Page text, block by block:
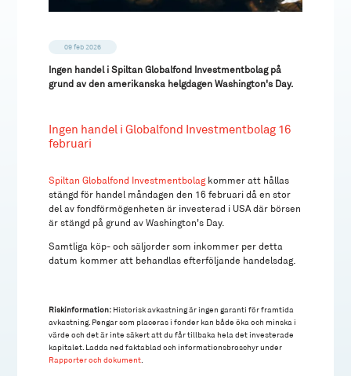
09 feb 2026
Ingen handel i Spiltan Globalfond Investmentbolag på
grund av den amerikanska helgdagen Washington's Day.
Ingen handel i Globalfond Investmentbolag 16
februari
Spiltan Globalfond Investmentbolag kommer att hållas
stängd för handel måndagen den 16 februari då en stor
del av fondförmögenheten är investerad i USA där börsen
är stängd på grund av Washington's Day.
Samtliga köp- och säljorder som inkommer per detta
datum kommer att behandlas efterföljande handelsdag.
Riskinformation: Historisk avkastning är ingen garanti för framtida
avkastning. Pengar som placeras i fonder kan både öka och minska i
värde och det är inte säkert att du får tillbaka hela det investerade
kapitalet. Ladda ned faktablad och informationsbroschyr under
Rapporter och dokument